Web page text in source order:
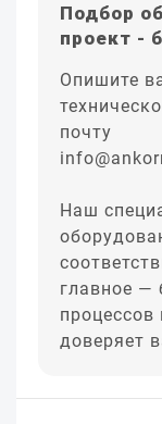
Подбор
проект -
Опишите
почту
Наш
главное —
процессов
доверяет